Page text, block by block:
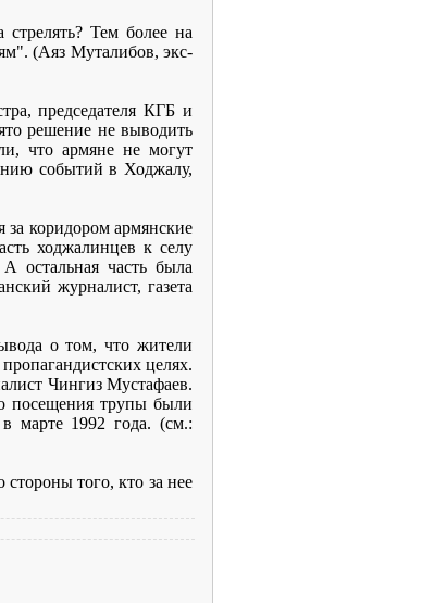
Тем более на
(Аяз Муталибов, экс-
председателя КГБ и
решение не выводить
что армяне не могут
событий в Ходжалу,
за коридором армянские
ходжалинцев к селу
остальная часть была
журналист, газета
о том, что жители
целях.
Чингиз Мустафаев.
посещения трупы были
марте 1992 года. (см.:
того, кто за нее